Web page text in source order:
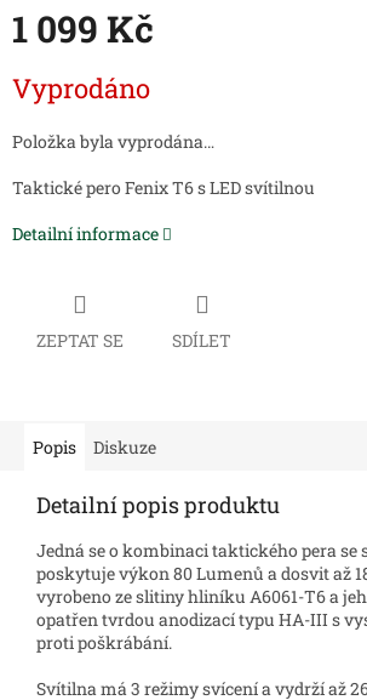
1 099 Kč
cena:
Vyprodáno
Položka byla vyprodána…
Taktické pero Fenix T6 s LED svítilnou
Detailní informace
ZEPTAT SE SDÍLET
Popis Diskuze
Detailní popis produktu
Jedná se o kombinaci taktického pera
poskytuje výkon 80 Lumenů a dosvit až
vyrobeno ze slitiny hliníku A6061-T6 a
opatřen tvrdou anodizací typu HA-III s
proti poškrábání.
Svítilna má 3 režimy svícení a vydrží až